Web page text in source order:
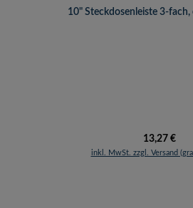
10" Steckdosenleiste 3-fach,
Regulärer
13,27 €
inkl. MwSt. zzgl. Versand